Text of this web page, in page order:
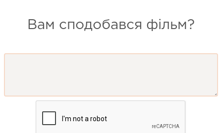
Вам сподобався фільм?